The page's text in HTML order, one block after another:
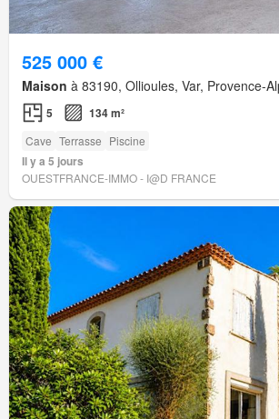
525 000 €
Maison à 83190, Ollioules, Var, Provence-
5 134 m²
Cave Terrasse Piscine
Il y a 5 jours
OUESTFRANCE-IMMO - I@D FRANCE